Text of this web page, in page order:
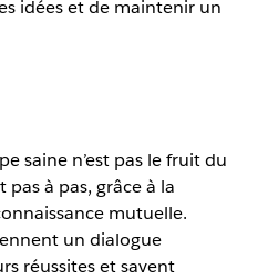
idées et de maintenir un
saine n’est pas le fruit du
pas à pas, grâce à la
mutuelle.
un dialogue
réussites et savent